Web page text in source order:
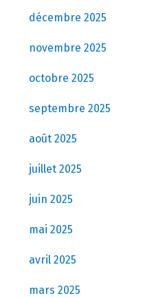
décembre 2025
novembre 2025
octobre 2025
septembre 2025
août 2025
juillet 2025
juin 2025
mai 2025
avril 2025
mars 2025